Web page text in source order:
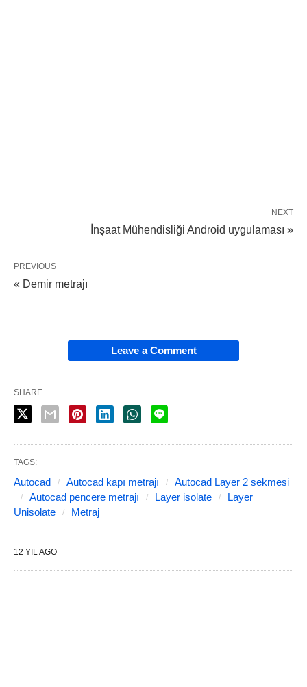
NEXT
İnşaat Mühendisliği Android uygulaması »
PREVIOUS
« Demir metrajı
Leave a Comment
SHARE
TAGS:
Autocad Autocad kapı metrajı
Autocad Layer 2 sekmesi
Autocad pencere metrajı
Layer isolate
Layer
Unisolate
Metraj
12 YIL AGO